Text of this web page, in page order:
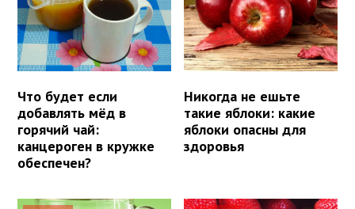
Что будет если
добавлять мёд в
горячий чай:
канцероген в кружке
обеспечен?
Никогда не ешьте
такие яблоки: какие
яблоки опасны для
здоровья